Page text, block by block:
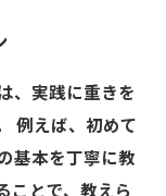
、実践に重きを
例えば、初めて
基本を丁寧に教
ことで、教えら